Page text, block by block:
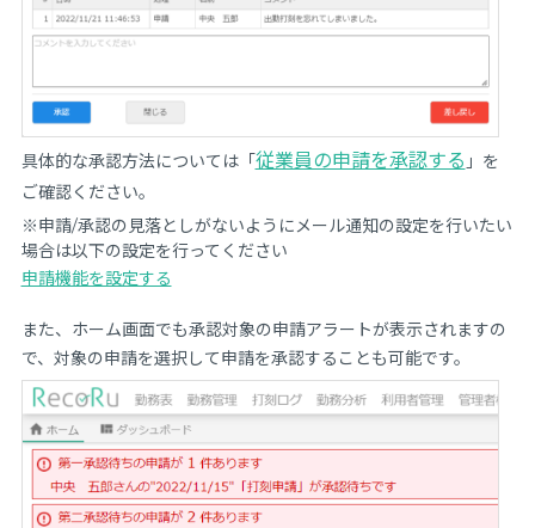
具体的な承認方法については「従業員の申請を承認する 」を
ご確認ください。
※申請/承認の見落としがないようにメール通知の設定を行いたい
場合は以下の設定を行ってください
申請機能を設定する
また、ホーム画面でも承認対象の申請アラートが表示されますの
で、対象の申請を選択して申請を承認することも可能です。